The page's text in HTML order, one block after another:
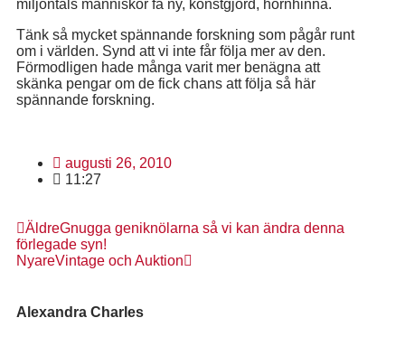
miljontals människor få ny, konstgjord, hornhinna.
Tänk så mycket spännande forskning som pågår runt
om i världen. Synd att vi inte får följa mer av den.
Förmodligen hade många varit mer benägna att
skänka pengar om de fick chans att följa så här
spännande forskning.
augusti 26, 2010
11:27
ÄldreGnugga geniknölarna så vi kan ändra denna
förlegade syn!
NyareVintage och Auktion
Alexandra Charles